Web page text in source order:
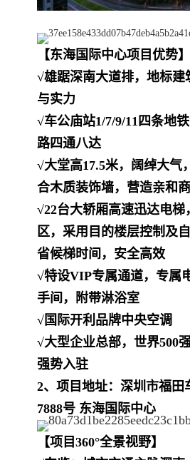
【东海国际中心项目优势】
√雄踞深南大道排，地标建
与实力
√车公庙站1/7/9/11四条地
路四通八达
√大堂高17.5米，阔绰大气
合木质装饰墙，营造亲和
√22台大轿厢高速迅达电梯
区，采用目的楼层控制及
省候梯时间，安全高效
√特设VIP专属通道，专属
手间，附带淋浴室
√国际开利品牌中央空调
√大型企业总部，世界500
强势入驻
2、项目地址：深圳市福田
7888号 东海国际中心
【项目360°全景视野】